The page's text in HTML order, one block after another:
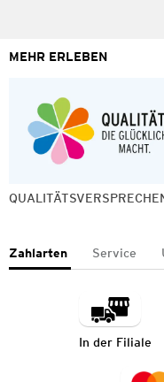
MEHR ERLEBEN
Zahlarten Service
In der Filiale